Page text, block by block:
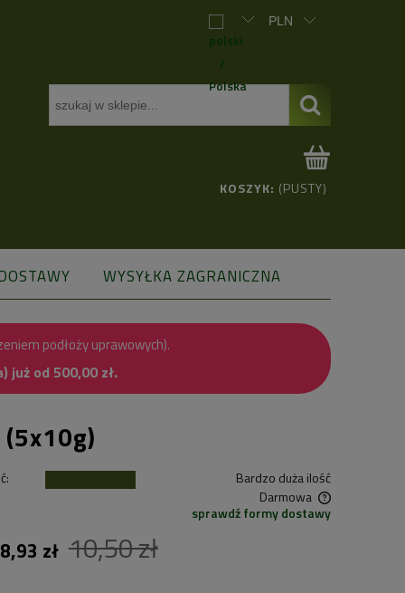
KOSZYK: (PUSTY)
WYSYŁKA ZAGRANICZNA
podłoży uprawowych).
już od 500,00 zł.
Bardzo duża ilość
Darmowa
Cena nie zawiera ewentualnych kosztów
płatności
sprawdź formy dostawy
8,93 zł 10,50 zł